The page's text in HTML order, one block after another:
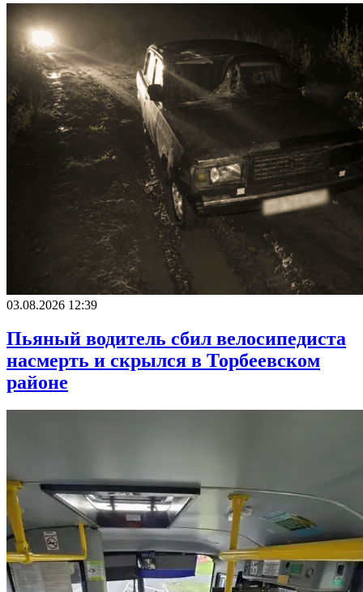
03.08.2026 12:39
Пьяный водитель сбил велосипедиста
насмерть и скрылся в Торбеевском
районе